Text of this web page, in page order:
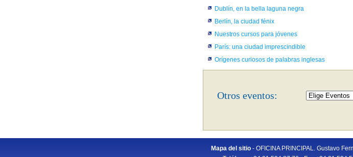
Dublín, en la bella laguna negra
Berlín, la ciudad fénix
Nuestros cursos para jóvenes
París: una ciudad imprescindible
Orígenes curiosos de palabras inglesas
Otros eventos:
Mapa del sitio- OFICINA PRINCIPAL. Gustavo